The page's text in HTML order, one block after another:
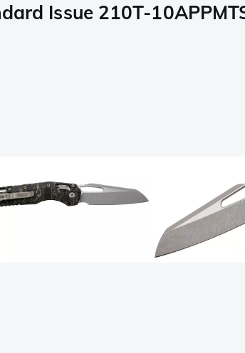
Issue 210T-